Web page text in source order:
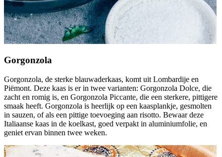
Gorgonzola
Gorgonzola, de sterke blauwaderkaas, komt uit Lombardije en
Piëmont. Deze kaas is er in twee varianten: Gorgonzola Dolce, die
zacht en romig is, en Gorgonzola Piccante, die een sterkere, pittigere
smaak heeft. Gorgonzola is heerlijk op een kaasplankje, gesmolten
in sauzen, of als een pittige toevoeging aan risotto. Bewaar deze
Italiaanse kaas in de koelkast, goed verpakt in aluminiumfolie, en
geniet ervan binnen twee weken.